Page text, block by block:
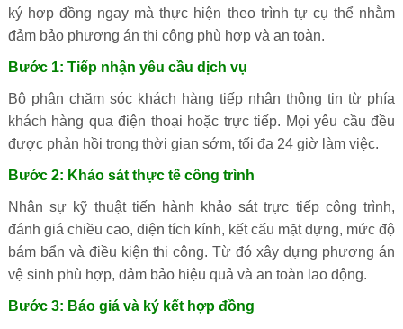
ký hợp đồng ngay mà thực hiện theo trình tự cụ thể nhằm
đảm bảo phương án thi công phù hợp và an toàn.
Bước 1: Tiếp nhận yêu cầu dịch vụ
Bộ phận chăm sóc khách hàng tiếp nhận thông tin từ phía
khách hàng qua điện thoại hoặc trực tiếp. Mọi yêu cầu đều
được phản hồi trong thời gian sớm, tối đa 24 giờ làm việc.
Bước 2: Khảo sát thực tế công trình
Nhân sự kỹ thuật tiến hành khảo sát trực tiếp công trình,
đánh giá chiều cao, diện tích kính, kết cấu mặt dựng, mức độ
bám bẩn và điều kiện thi công. Từ đó xây dựng phương án
vệ sinh phù hợp, đảm bảo hiệu quả và an toàn lao động.
Bước 3: Báo giá và ký kết hợp đồng